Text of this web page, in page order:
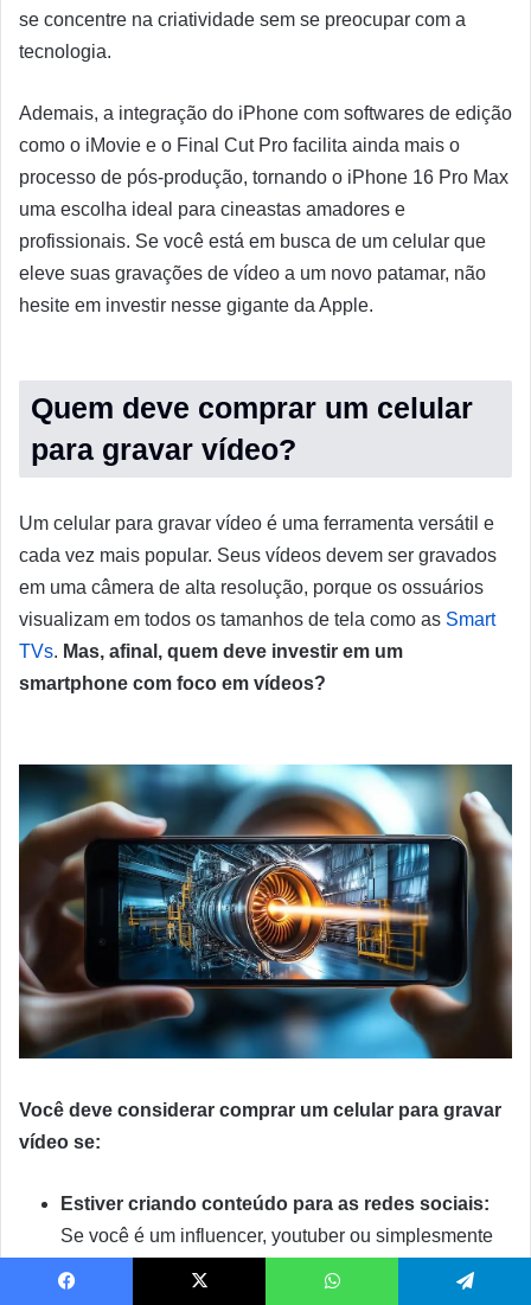
se concentre na criatividade sem se preocupar com a
tecnologia.
Ademais, a integração do iPhone com softwares de edição
como o iMovie e o Final Cut Pro facilita ainda mais o
processo de pós-produção, tornando o iPhone 16 Pro Max
uma escolha ideal para cineastas amadores e
profissionais. Se você está em busca de um celular que
eleve suas gravações de vídeo a um novo patamar, não
hesite em investir nesse gigante da Apple.
Quem deve comprar um celular
para gravar vídeo?
Um celular para gravar vídeo é uma ferramenta versátil e
cada vez mais popular. Seus vídeos devem ser gravados
em uma câmera de alta resolução, porque os ossuários
visualizam em todos os tamanhos de tela como as Smart
TVs. Mas, afinal, quem deve investir em um
smartphone com foco em vídeos?
Você deve considerar comprar um celular para gravar
vídeo se:
Estiver criando conteúdo para as redes sociais:
Se você é um influencer, youtuber ou simplesmente
gosta de compartilhar seus momentos nas redes